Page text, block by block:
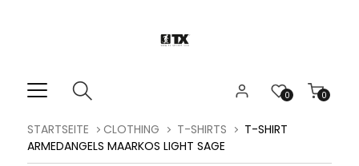
0
0
STARTSEITE CLOTHING T-SHIRTS
T-SHIRT
ARMEDANGELS MAARKOS LIGHT SAGE